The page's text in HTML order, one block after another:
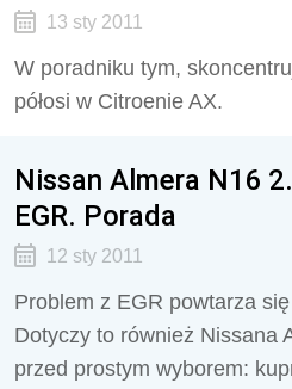
13 sty 2011
W poradniku tym,
półosi w Citroenie AX.
Nissan Almera N16
EGR. Porada
12 sty 2011
Problem z EGR powtarza
Dotyczy to również Nissana
przed prostym wyborem: